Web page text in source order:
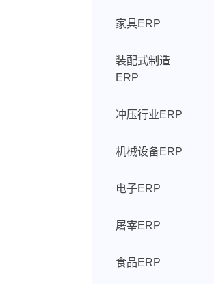
家具ERP
装配式制造
ERP
冲压行业ERP
机械设备ERP
电子ERP
屠宰ERP
食品ERP